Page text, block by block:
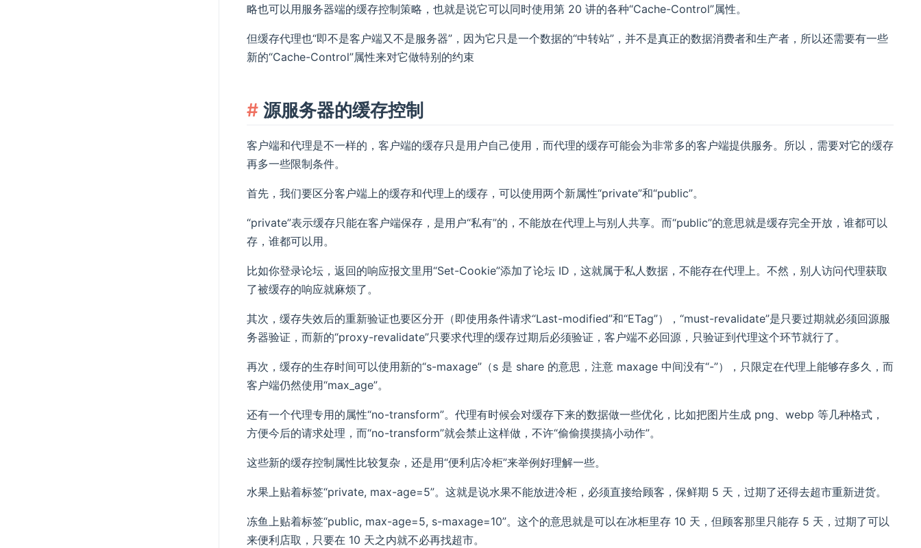
略也可以用服务器端的缓存控制策略，也就是说它可以同时使用第 20 讲的各种“Cache-Control”属性。
但缓存代理也“即不是客户端又不是服务器”，因为它只是一个数据的“中转站”，并不是真正的数据消费者和生产者，所以还需要有一些
新的“Cache-Control”属性来对它做特别的约束
源服务器的缓存控制
客户端和代理是不一样的，客户端的缓存只是用户自己使用，而代理的缓存可能会为非常多的客户端提供服务。所以，需要对它的缓存
再多一些限制条件。
首先，我们要区分客户端上的缓存和代理上的缓存，可以使用两个新属性“private”和“public”。
“private”表示缓存只能在客户端保存，是用户“私有”的，不能放在代理上与别人共享。而“public”的意思就是缓存完全开放，谁都可以
存，谁都可以用。
比如你登录论坛，返回的响应报文里用“Set-Cookie”添加了论坛 ID，这就属于私人数据，不能存在代理上。不然，别人访问代理获取
了被缓存的响应就麻烦了。
其次，缓存失效后的重新验证也要区分开（即使用条件请求“Last-modified”和“ETag”），“must-revalidate”是只要过期就必须回源服
务器验证，而新的“proxy-revalidate”只要求代理的缓存过期后必须验证，客户端不必回源，只验证到代理这个环节就行了。
再次，缓存的生存时间可以使用新的“s-maxage”（s 是 share 的意思，注意 maxage 中间没有“-”），只限定在代理上能够存多久，而
客户端仍然使用“max_age”。
还有一个代理专用的属性“no-transform”。代理有时候会对缓存下来的数据做一些优化，比如把图片生成 png、webp 等几种格式，
方便今后的请求处理，而“no-transform”就会禁止这样做，不许“偷偷摸摸搞小动作”。
这些新的缓存控制属性比较复杂，还是用“便利店冷柜”来举例好理解一些。
水果上贴着标签“private, max-age=5”。这就是说水果不能放进冷柜，必须直接给顾客，保鲜期 5 天，过期了还得去超市重新进货。
冻鱼上贴着标签“public, max-age=5, s-maxage=10”。这个的意思就是可以在冰柜里存 10 天，但顾客那里只能存 5 天，过期了可以
来便利店取，只要在 10 天之内就不必再找超市。